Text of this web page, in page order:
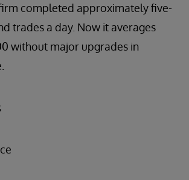
completed approximately five-
trades a day. Now it averages
without major upgrades in